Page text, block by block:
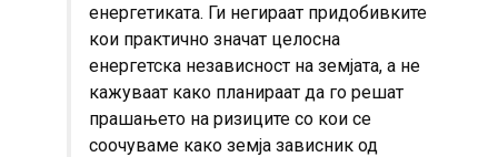
енергетиката. Ги негираат придобивките
кои практично значат целосна
енергетска независност на земјата, а не
кажуваат како планираат да го решат
прашањето на ризиците со кои се
соочуваме како земја зависник од